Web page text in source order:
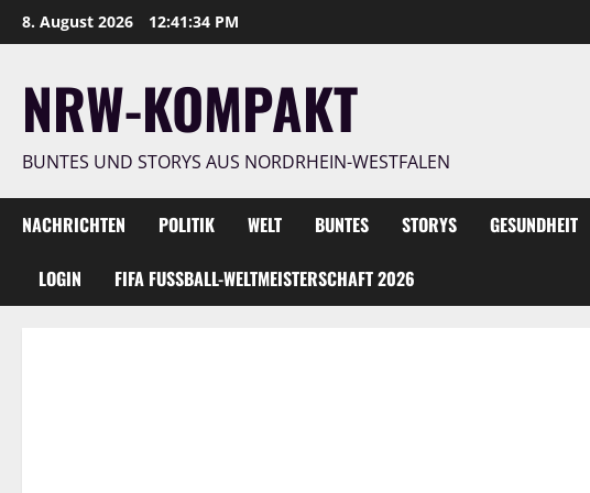
Zum
Inhalt
8. August 2026 12:41:36 PM
NRW-KOMPAKT
BUNTES UND STORYS AUS NORDRHEIN-WESTFALEN
NACHRICHTEN POLITIK WELT BUNTES STORYS GESUNDHEIT
LOGIN FIFA FUSSBALL-WELTMEISTERSCHAFT 2026